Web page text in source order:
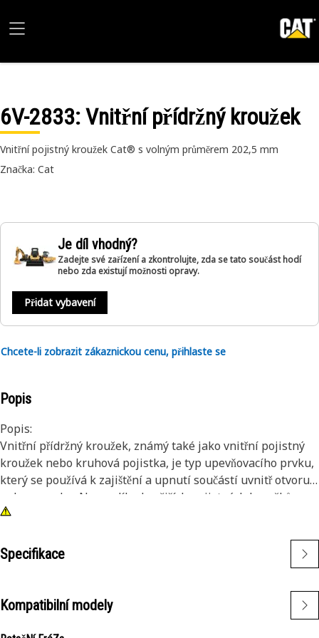
6V-2833: Vnitřní přídržný kroužek
Vnitřní pojistný kroužek Cat® s volným průměrem 202,5 mm
Značka: Cat
Je díl vhodný?
Zadejte své zařízení a zkontrolujte, zda se tato součást hodí
nebo zda existují možnosti opravy.
Přidat vybavení
Chcete-li zobrazit zákaznickou cenu, přihlaste se
Popis
Popis:
Vnitřní přídržný kroužek, známý také jako vnitřní pojistný
kroužek nebo kruhová pojistka, je typ upevňovacího prvku,
který se používá k zajištění a upnutí součástí uvnitř otvoru
nebo pouzdra. Na rozdíl od vnějších pojistných kroužků,
které se nasazují na hřídel nebo čep, jsou vnitřní pojistné
komponenty na místě. Hlavním účelem vnitřního pojistného
kroužku je zabránit axiálnímu pohybu nebo posunutí
zařízení, které pevně drží součásti, jako jsou ložiska, hřídele
nebo těsnění, na místě.
Specifikace
Kompatibilní modely